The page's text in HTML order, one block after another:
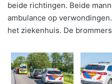
beide richtingen. Beide
ambulance op
het ziekenhuis. De